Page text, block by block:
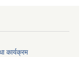
कार्यक्रम